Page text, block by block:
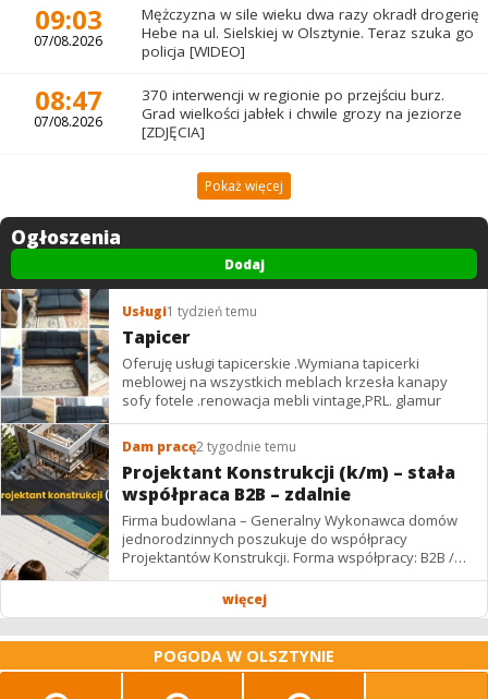
09:03
07/08.2026
Mężczyzna w sile wieku dwa razy okradł drogerię
Hebe na ul. Sielskiej w Olsztynie. Teraz szuka go
policja [WIDEO]
08:47
07/08.2026
370 interwencji w regionie po przejściu burz.
Grad wielkości jabłek i chwile grozy na jeziorze
[ZDJĘCIA]
Pokaż więcej
Ogłoszenia
Dodaj
Usługi1 tydzień temu
Tapicer
Oferuję usługi tapicerskie .Wymiana tapicerki
meblowej na wszystkich meblach krzesła kanapy
sofy fotele .renowacja mebli vintage,PRL. glamur
Dam pracę2 tygodnie temu
Projektant Konstrukcji (k/m) – stała
współpraca B2B – zdalnie
Firma budowlana – Generalny Wykonawca domów
jednorodzinnych poszukuje do współpracy
Projektantów Konstrukcji. Forma współpracy: B2B /
podwykonawstwo – zdalnie. Wynagrodzenie: ✔
więcej
POGODA W OLSZTYNIE